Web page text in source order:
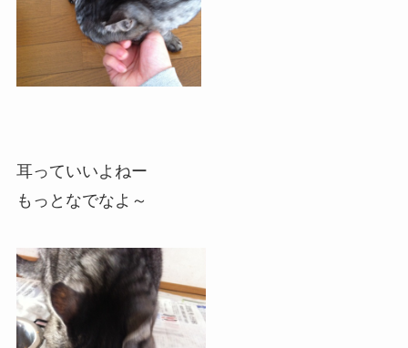
耳っていいよねー
もっとなでなよ～